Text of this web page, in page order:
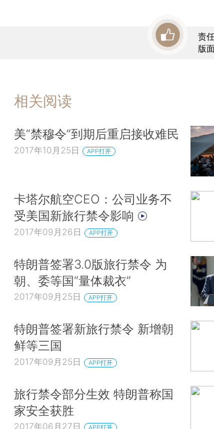
责
版
相关阅读
美“禁穆令”到期后重启接收难民
2017年10月25日 APP打开
卡塔尔航空CEO：公司业务不
受美国新旅行禁令影响
2017年09月26日 APP打开
特朗普签署3.0版旅行禁令 为
朝、委等国“量体裁衣”
2017年09月25日 APP打开
特朗普签署新旅行禁令 新增朝
鲜等三国
2017年09月25日 APP打开
旅行禁令部分生效 特朗普称国
家安全获胜
2017年06月27日 APP打开